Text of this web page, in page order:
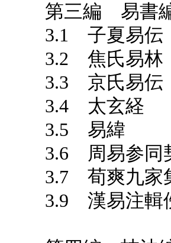
第三編 易書
3.1 子夏易伝
3.2 焦氏易林
3.3 京氏易伝
3.4 太玄経
3.5 易緯
3.6 周易参同
3.7 荀爽九家
3.9 漢易注輯